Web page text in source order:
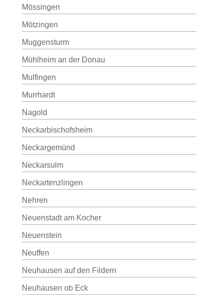
Mössingen
Mötzingen
Muggensturm
Mühlheim an der Donau
Mulfingen
Murrhardt
Nagold
Neckarbischofsheim
Neckargemünd
Neckarsulm
Neckartenzlingen
Nehren
Neuenstadt am Kocher
Neuenstein
Neuffen
Neuhausen auf den Fildern
Neuhausen ob Eck